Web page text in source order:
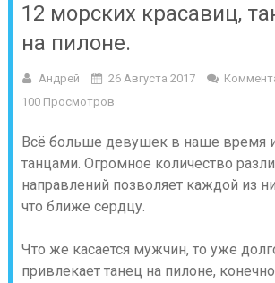
12 морских красавиц,
на пилоне.
Андрей 26 Августа 2017
100 Просмотров
Всё больше девушек в наше время
танцами. Огромное количество
направлений позволяет каждой из
что ближе сердцу.
Что же касается мужчин, то уже
привлекает танец на пилоне,